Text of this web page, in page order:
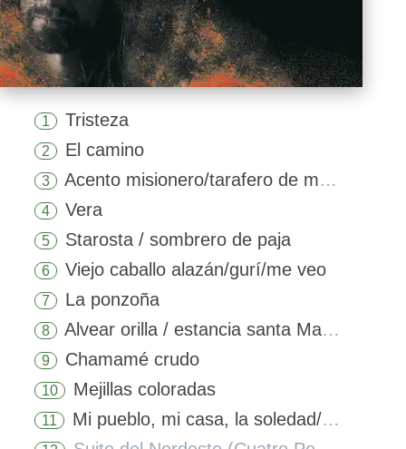
1 Tristeza
2 El camino
3 Acento misionero/tarafero de mis pagos/allá en el yerbal
4 Vera
5 Starosta / sombrero de paja
6 Viejo caballo alazán/gurí/me veo
7 La ponzoña
8 Alvear orilla / estancia santa María
9 Chamamé crudo
10 Mejillas coloradas
11 Mi pueblo, mi casa, la soledad/misiones